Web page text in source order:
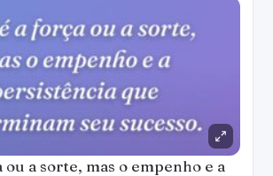
ou a sorte, mas o empenho e a